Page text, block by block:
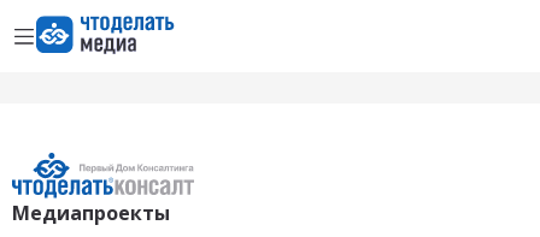
Открыть менюПерейти на главную страницу
Медиапроекты